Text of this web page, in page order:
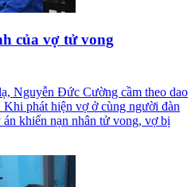
của vợ tử vong
Nguyễn Đức Cường cầm theo dao
phát hiện vợ ở cùng người đàn
khiến nạn nhân tử vong, vợ bị